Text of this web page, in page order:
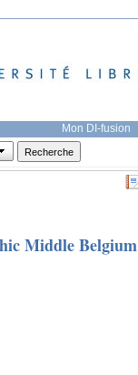
Mon DI-fusion
Middle Belgium